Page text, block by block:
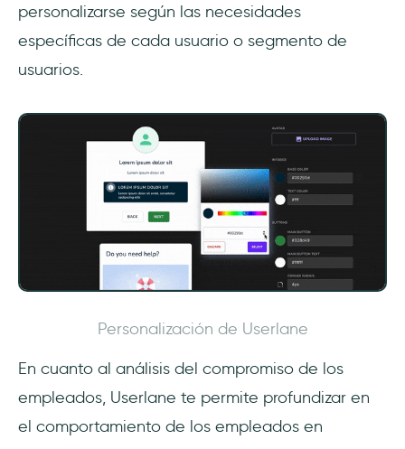
personalizarse según las necesidades
específicas de cada usuario o segmento de
usuarios.
Personalización de Userlane
En cuanto al análisis del compromiso de los
empleados, Userlane te permite profundizar en
el comportamiento de los empleados en